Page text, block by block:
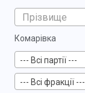
Комарівка
--- Всі партії ---
--- Всі фракції ---